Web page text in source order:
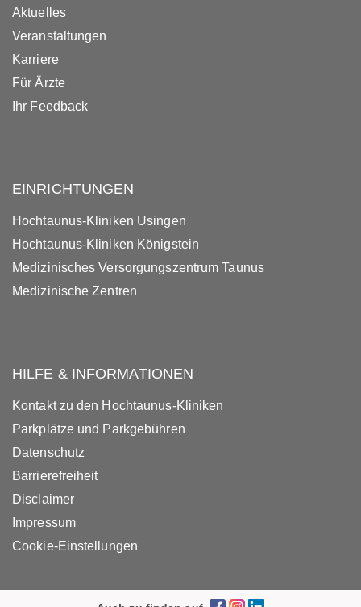
Aktuelles
Veranstaltungen
Karriere
Für Ärzte
Ihr Feedback
EINRICHTUNGEN
Hochtaunus-Kliniken Usingen
Hochtaunus-Kliniken Königstein
Medizinisches Versorgungszentrum Taunus
Medizinische Zentren
HILFE & INFORMATIONEN
Kontakt zu den Hochtaunus-Kliniken
Parkplätze und Parkgebühren
Datenschutz
Barrierefreiheit
Disclaimer
Impressum
Cookie-Einstellungen